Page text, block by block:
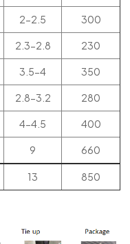
2-2.5 300
2.3-2.8 230
3.5-4 350
2.8-3.2 280
4-4.5 400
9 660
13 850